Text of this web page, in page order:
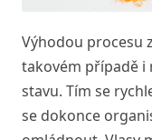
Výhodou procesu
takovém případě i
stavu. Tím se
se dokonce